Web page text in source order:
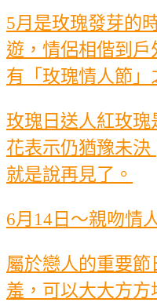
5月是玫瑰發芽的
遊，情侶相偕到戶
有「玫瑰情人節」
玫瑰日送人紅玫
花表示仍猶豫未決
就是說再見了。
6月14日～親吻情
屬於戀人的重要
羞，可以大大方